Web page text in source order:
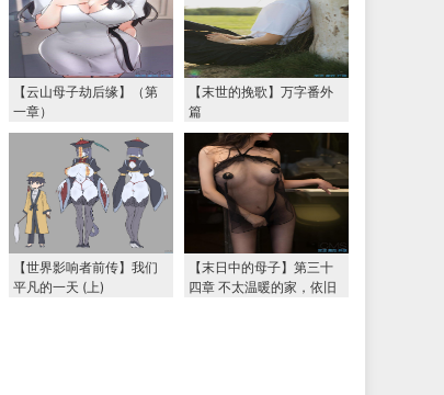
【云山母子劫后缘】（第
一章）
【末世的挽歌】万字番外
篇
【世界影响者前传】我们
平凡的一天 (上)
【末日中的母子】第三十
四章 不太温暖的家，依旧